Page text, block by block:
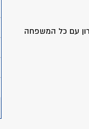
עם כל המשפחה